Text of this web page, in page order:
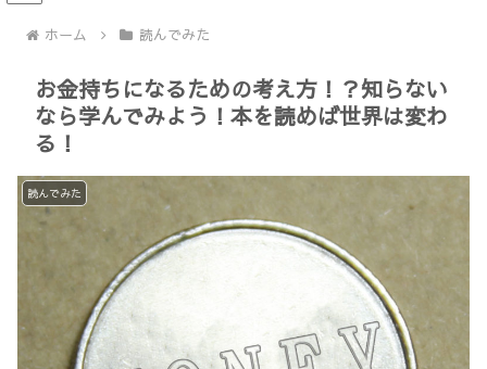
ホーム 読んでみた
お金持ちになるための考え方！？知らない
なら学んでみよう！本を読めば世界は変わ
る！
読んでみた